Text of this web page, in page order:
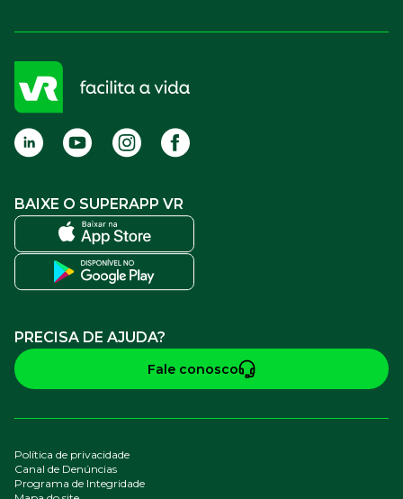
Compre Online
APP VR Estabelecimentos
Sou empresa
FAQ
Termos de Uso
BAIXE O SUPERAPP VR
PRECISA DE AJUDA?
Fale conosco
Política de privacidade
Canal de Denúncias
Programa de Integridade